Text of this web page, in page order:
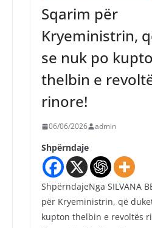
Sqarim për
Kryeministrin,
se nuk po
thelbin e
rinore!
06/06/2026 admin
Shpërndaje
ShpërndajeNga SILVANA
për Kryeministrin, që
kupton thelbin e revoltës